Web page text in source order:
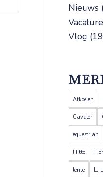
Nieuws
Vacature
Vlog
Afkoelen
Cavalor
equestrian
Hitte
lente LJ